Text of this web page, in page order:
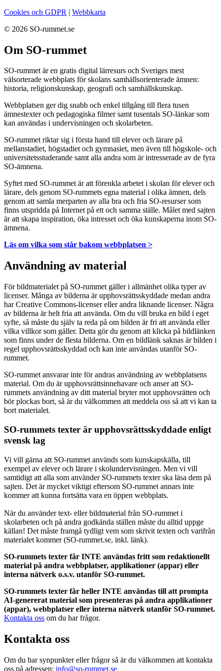
Cookies och GDPR | Webbkarta
© 2026 SO-rummet.se
Om SO-rummet
SO-rummet är en gratis digital lärresurs och Sveriges mest
välsorterade webbplats för skolans samhällsorienterade ämnen:
historia, religionskunskap, geografi och samhällskunskap.
Webbplatsen ger dig snabb och enkel tillgång till flera tusen
ämnestexter och pedagogiska filmer samt tusentals SO-länkar som
kan användas i undervisningen och skolarbeten.
SO-rummet riktar sig i första hand till elever och lärare på
mellanstadiet, högstadiet och gymnasiet, men även till högskole- och
universitetsstuderande samt alla andra som är intresserade av de fyra
SO-ämnena.
Syftet med SO-rummet är att förenkla arbetet i skolan för elever och
lärare, dels genom SO-rummets egna material i olika ämnen, dels
genom att samla merparten av alla bra och fria SO-resurser som
finns utspridda på Internet på ett och samma ställe. Målet med sajten
är att skapa inspiration, öka intresset och öka kunskaperna inom SO-
ämnena.
Läs om vilka som står bakom webbplatsen >
Användning av material
För bildmaterialet på SO-rummet gäller i allmänhet olika typer av
licenser. Många av bilderna är upphovsrättsskyddade medan andra
har Creative Commons-licenser eller andra liknande licenser. Några
av bilderna är helt fria att använda. Om du vill bruka en bild i eget
syfte, så måste du själv ta reda på om bilden är fri att använda eller
vilka villkor som gäller. Detta gör du genom att klicka på bildlänken
som finns under de flesta bilderna. Om en bildlänk saknas är bilden i
regel upphovsrättsskyddad och kan inte användas utanför SO-
rummet.
SO-rummet ansvarar inte för andras användning av webbplatsens
material. Om du är upphovsrättsinnehavare och anser att SO-
rummets användning av ditt material bryter mot upphovsrätten och
bör plockas bort, så är du välkommen att meddela oss så att vi kan ta
bort materialet.
SO-rummets texter är upphovsrättsskyddade enligt
svensk lag
Vi vill gärna att SO-rummet används som kunskapskälla, till
exempel av elever och lärare i skolundervisningen. Men vi vill
samtidigt att alla som använder SO-rummets texter ska läsa dem på
sajten. Det är mycket viktigt eftersom SO-rummet annars inte
kommer att kunna fortsätta vara en öppen webbplats.
När du använder text- eller bildmaterial från SO-rummet i
skolarbeten och på andra godkända ställen måste du alltid uppge
källan! Det måste framgå tydligt vem som skrivit texten och varifrån
materialet kommer (SO-rummet.se, inkl. länk).
SO-rummets texter får INTE användas fritt som redaktionellt
material på andra webbplatser, applikationer (appar) eller
interna nätverk o.s.v. utanför SO-rummet.
SO-rummets texter får heller INTE användas till att prompta
AI-genererat material som presenteras på andra applikationer
(appar), webbplatser eller interna nätverk utanför SO-rummet.
Kontakta oss om du har frågor.
Kontakta oss
Om du har synpunkter eller frågor så är du välkommen att kontakta
oss på adressen: info@so-rummet.se